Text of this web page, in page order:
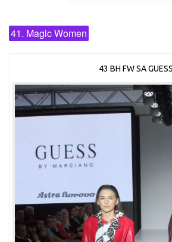
41. Magic Women
43 BH FW SA GUESS